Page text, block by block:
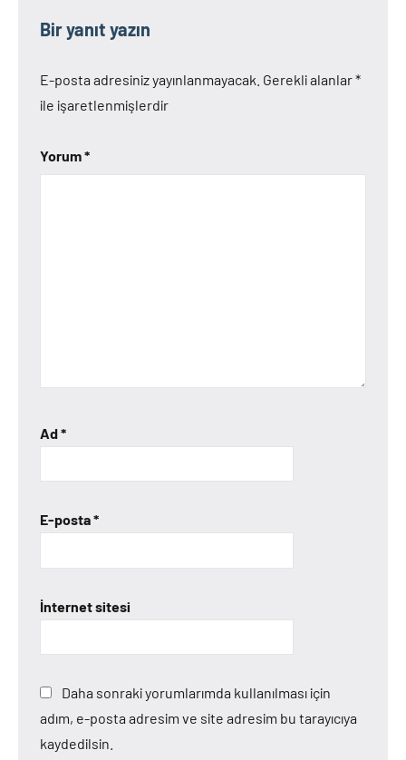
Bir yanıt yazın
E-posta adresiniz yayınlanmayacak. Gerekli alanlar*
ile işaretlenmişlerdir
Yorum*
Ad*
E-posta*
İnternet sitesi
Daha sonraki yorumlarımda kullanılması için
adım, e-posta adresim ve site adresim bu tarayıcıya
kaydedilsin.